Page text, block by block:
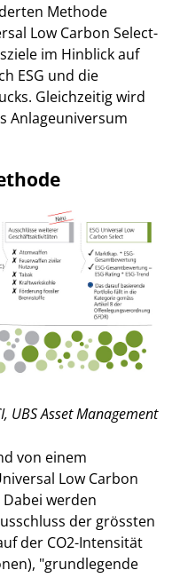
Methode
Low Carbon Select-
im Hinblick auf
ESG und die
Gleichzeitig wird
Anlageuniversum
UBS Asset Management
von einem
Low Carbon
werden
der grössten
der CO2-Intensität
"grundlegende